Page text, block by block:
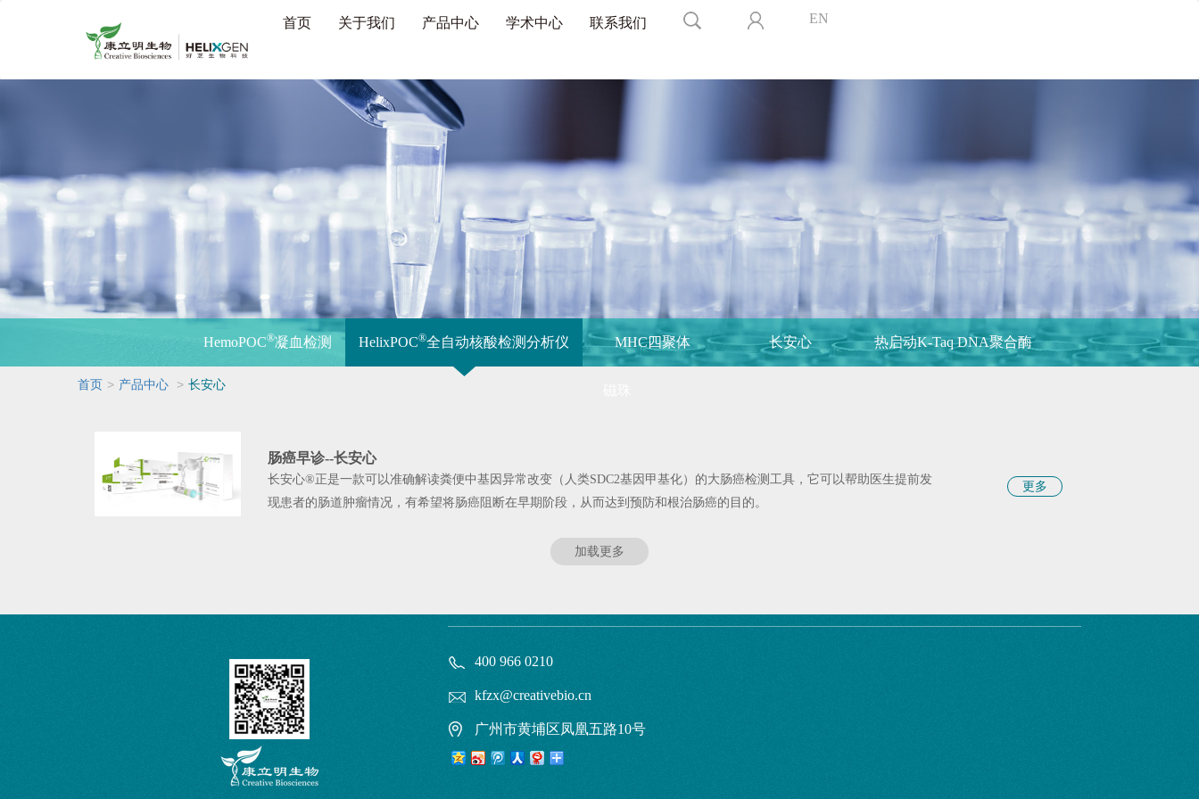
首页 关于我们 产品中心 学术中心 联系我们 EN
HemoPOC®凝血检测 HelixPOC®全自动核酸检测分析仪 MHC四聚体 长安心 热启动K-Taq DNA聚合酶
首页 > 产品中心 > 长安心
肠癌早诊--长安心
长安心®正是一款可以准确解读粪便中基因异常改变（人类SDC2基因甲基化）的大肠癌检测工具，它可以帮助医生提前发
现患者的肠道肿瘤情况，有希望将肠癌阻断在早期阶段，从而达到预防和根治肠癌的目的。
更多
加载更多
400 966 0210
kfzx@creativebio.cn
广州市黄埔区凤凰五路10号